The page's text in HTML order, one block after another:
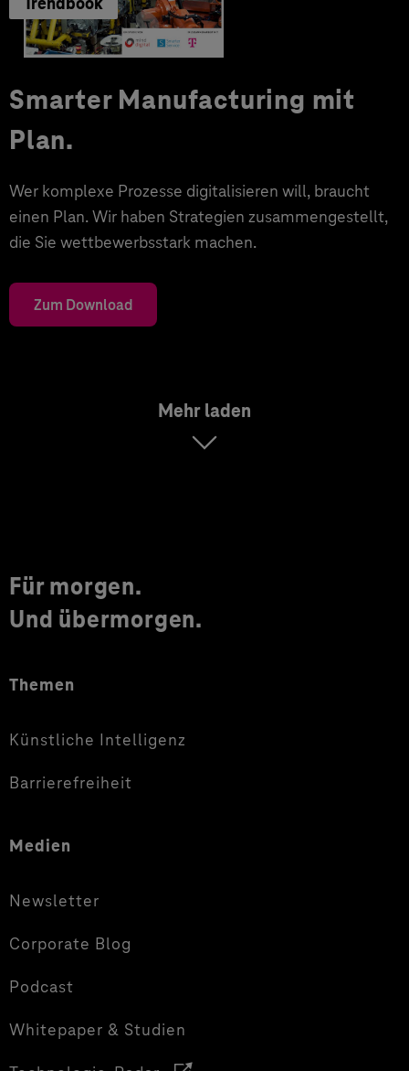
Smarter Manufacturing mit
Plan.
Wer komplexe Prozesse digitalisieren will, braucht
einen Plan. Wir haben Strategien zusammengestellt,
die Sie wettbewerbsstark machen.
Zum Download
Mehr laden
Für morgen.
Und übermorgen.
Themen
Künstliche Intelligenz
Barrierefreiheit
Medien
Newsletter
Corporate Blog
Podcast
Whitepaper & Studien